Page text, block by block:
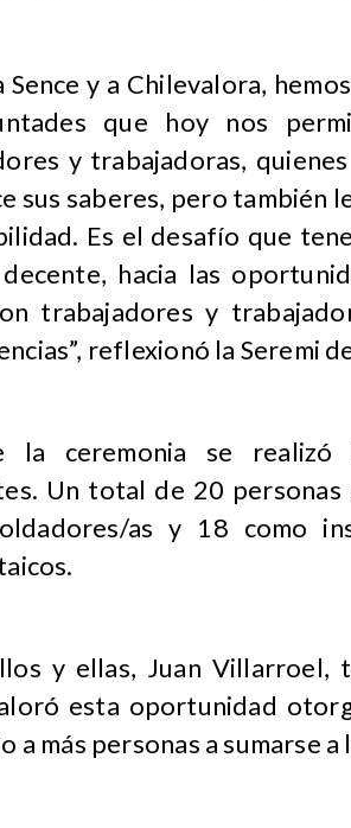
Sence y a Chilevalora,
que hoy nos
y trabajadoras,
sus saberes, pero también
Es el desafío que
hacia las
trabajadores y
reflexionó la Seremi
la ceremonia se
Un total de 20 personas
as y 18 como
y ellas, Juan Villarroel,
esta oportunidad
a más personas a sumarse